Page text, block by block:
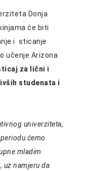
Donja
će biti
i sticanje
učenje Arizona
za lični i
studenata i
univerziteta,
ćemo
mladim
uz namjeru da